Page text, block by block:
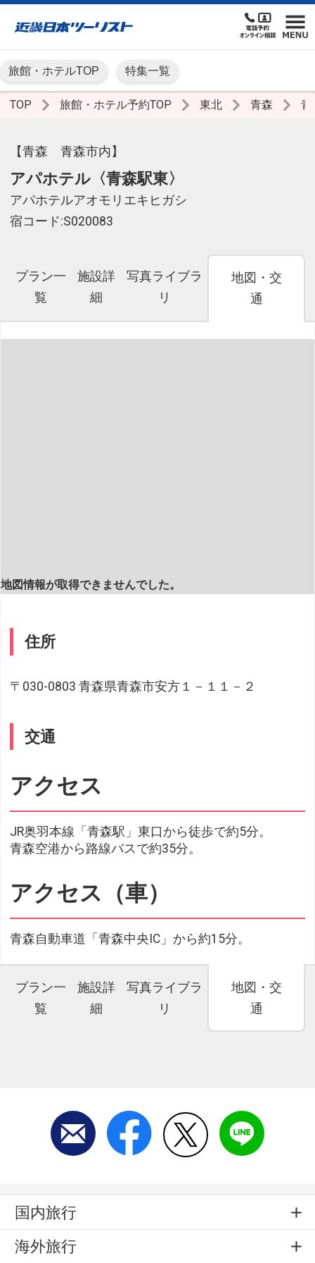
旅館・ホテルTOP 特集一覧
TOP 旅館・ホテル予約TOP 東北 青森 青
【青森 青森市内】
アパホテル〈青森駅東〉
アパホテルアオモリエキヒガシ
宿コード:S020083
プラン一
覧
施設詳
細
写真ライブラ
リ
地図・交
通
地図情報が取得できませんでした。
住所
〒030-0803 青森県青森市安方１－１１－２
交通
アクセス
JR奥羽本線「青森駅」東口から徒歩で約5分。
青森空港から路線バスで約35分。
アクセス（車）
青森自動車道「青森中央IC」から約15分。
プラン一
覧
施設詳
細
写真ライブラ
リ
地図・交
通
国内旅行
海外旅行